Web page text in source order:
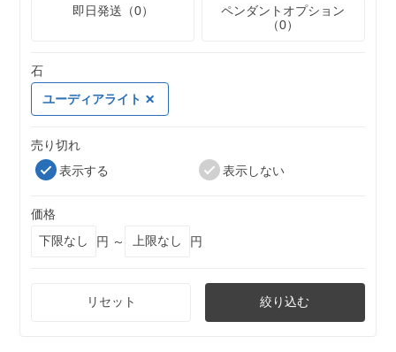
即日発送（0）
ペンダントオプション
（0）
石
ユーディアライト
売り切れ
表示する
表示しない
価格
円 ～
円
リセット 絞り込む